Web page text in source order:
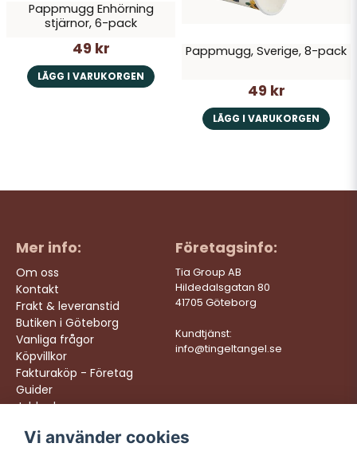
Pappmugg Enhörning
stjärnor, 6-pack
49 kr
LÄGG I VARUKORGEN
Pappmugg, Sverige, 8-pack
49 kr
LÄGG I VARUKORGEN
Mer info:
Om oss
Kontakt
Frakt & leveranstid
Butiken i Göteborg
Vanliga frågor
Köpvillkor
Fakturaköp - Företag
Guider
Jobba hos oss
Företagsinfo:
Tia Group AB
Hildedalsgatan 80
41705 Göteborg
Kundtjänst:
info@tingeltangel.se
Följ oss: Vi levererar:
Vi använder cookies